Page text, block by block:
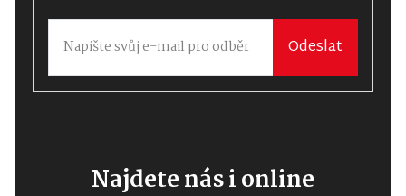
Odeslat
Najdete nás i online